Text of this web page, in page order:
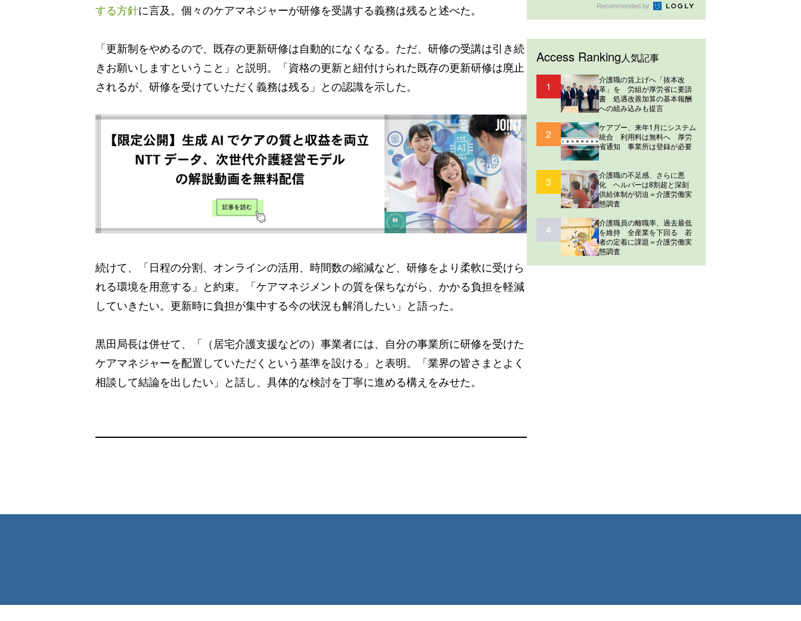
する方針に言及。個々のケアマネジャーが研修を受講する義務は残ると述べた。
「更新制をやめるので、既存の更新研修は自動的になくなる。ただ、研修の受講は引き続
きお願いしますということ」と説明。「資格の更新と紐付けられた既存の更新研修は廃止
されるが、研修を受けていただく義務は残る」との認識を示した。
続けて、「日程の分割、オンラインの活用、時間数の縮減など、研修をより柔軟に受けら
れる環境を用意する」と約束。「ケアマネジメントの質を保ちながら、かかる負担を軽減
していきたい。更新時に負担が集中する今の状況も解消したい」と語った。
黒田局長は併せて、「（居宅介護支援などの）事業者には、自分の事業所に研修を受けた
ケアマネジャーを配置していただくという基準を設ける」と表明。「業界の皆さまとよく
相談して結論を出したい」と話し、具体的な検討を丁寧に進める構えをみせた。
Recommended by
Access Ranking人気記事
1
介護職の賃上げへ「抜本改
革」を 労組が厚労省に要請
書 処遇改善加算の基本報酬
への組み込みも提言
2
ケアプー、来年1月にシステム
統合 利用料は無料へ 厚労
省通知 事業所は登録が必要
3
介護職の不足感、さらに悪
化 ヘルパーは8割超と深刻
供給体制が切迫＝介護労働実
態調査
4
介護職員の離職率、過去最低
を維持 全産業を下回る 若
者の定着に課題＝介護労働実
態調査